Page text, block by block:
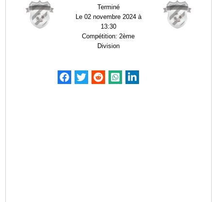
Terminé
Le 02 novembre 2024 à
13:30
Compétition:2ème
Division